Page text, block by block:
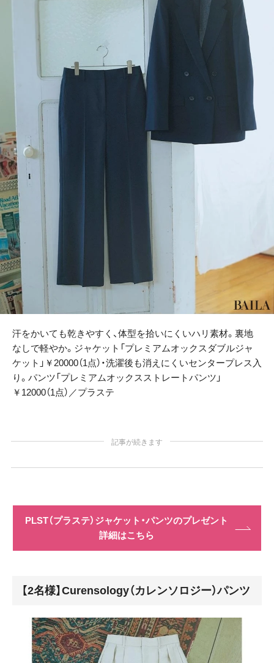
汗をかいても乾きやすく、体型を拾いにくいハリ素材。裏地
なしで軽やか。ジャケット「プレミアムオックスダブルジャ
ケット」￥20000（1点）・洗濯後も消えにくいセンタープレス入
り。パンツ「プレミアムオックスストレートパンツ」
￥12000（1点）／プラステ
記事が続きます
PLST（プラステ）ジャケット・パンツのプレゼント
詳細はこちら
【2名様】Curensology（カレンソロジー）パンツ